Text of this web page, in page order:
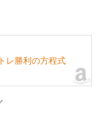
レ勝利の方程式